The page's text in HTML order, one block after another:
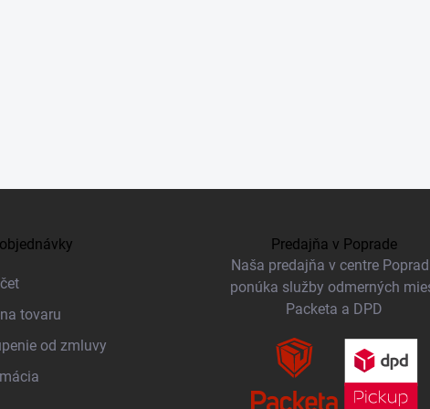
tovaru
od zmluvy
Predajňa v Poprade
Naša predajňa v centre
ponúka služby odmerných
Packeta a DPD